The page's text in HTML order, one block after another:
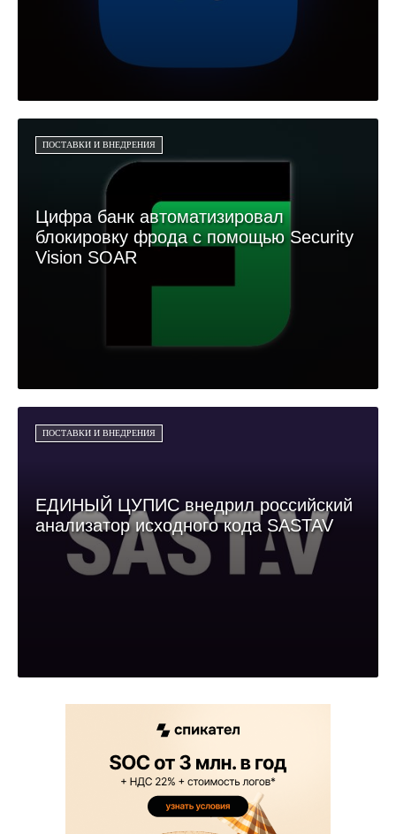
ПОСТАВКИ И ВНЕДРЕНИЯ
Цифра банк автоматизировал
блокировку фрода с помощью Security
Vision SOAR
ПОСТАВКИ И ВНЕДРЕНИЯ
ЕДИНЫЙ ЦУПИС внедрил российский
анализатор исходного кода SASTAV